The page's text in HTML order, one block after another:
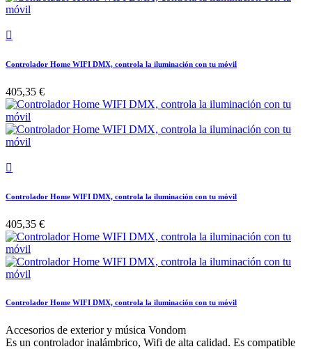

Controlador Home WIFI DMX, controla la iluminación con tu móvil
405,35 €

Controlador Home WIFI DMX, controla la iluminación con tu móvil
405,35 €
Controlador Home WIFI DMX, controla la iluminación con tu móvil
Accesorios de exterior y música Vondom
Es un controlador inalámbrico, Wifi de alta calidad. Es compatible